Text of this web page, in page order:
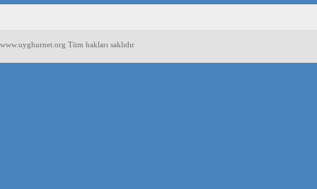
www.uyghurnet.org Tüm hakları saklıdır